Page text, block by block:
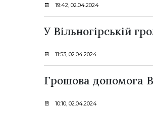
19:42, 02.04.2024
У Вільногірській
11:53, 02.04.2024
Грошова допомога
10:10, 02.04.2024